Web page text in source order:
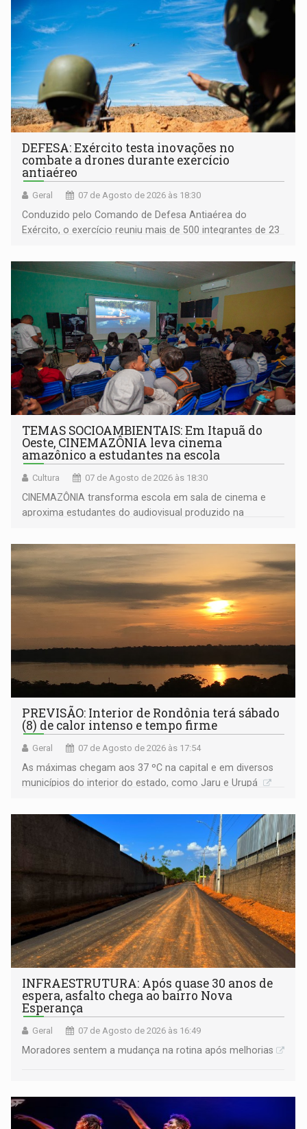
DEFESA: Exército testa inovações no
combate a drones durante exercício
antiaéreo
Geral 07 de Agosto de 2026 às 18:30
Conduzido pelo Comando de Defesa Antiaérea do
Exército, o exercício reuniu mais de 500 integrantes de 23
TEMAS SOCIOAMBIENTAIS: Em Itapuã do
Oeste, CINEMAZÔNIA leva cinema
amazônico a estudantes na escola
Cultura 07 de Agosto de 2026 às 18:30
CINEMAZÔNIA transforma escola em sala de cinema e
aproxima estudantes do audiovisual produzido na
PREVISÃO: Interior de Rondônia terá sábado
(8) de calor intenso e tempo firme
Geral 07 de Agosto de 2026 às 17:54
As máximas chegam aos 37 ºC na capital e em diversos
municípios do interior do estado, como Jaru e Urupá
INFRAESTRUTURA: Após quase 30 anos de
espera, asfalto chega ao bairro Nova
Esperança
Geral 07 de Agosto de 2026 às 16:49
Moradores sentem a mudança na rotina após melhorias